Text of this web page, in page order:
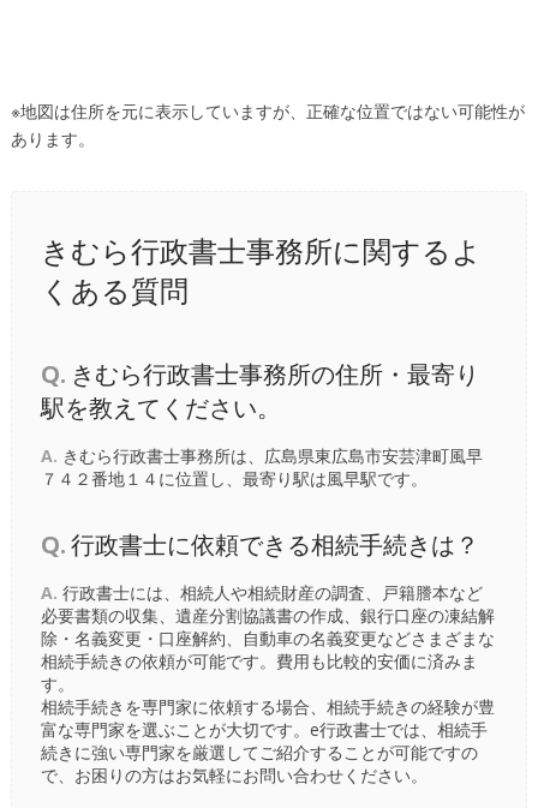
※地図は住所を元に表示していますが、正確な位置ではない可能性が
あります。
きむら行政書士事務所に関するよ
くある質問
Q. きむら行政書士事務所の住所・最寄り
駅を教えてください。
A. きむら行政書士事務所は、広島県東広島市安芸津町風早
７４２番地１４に位置し、最寄り駅は風早駅です。
Q.行政書士に依頼できる相続手続きは？
A. 行政書士には、相続人や相続財産の調査、戸籍謄本など
必要書類の収集、遺産分割協議書の作成、銀行口座の凍結解
除・名義変更・口座解約、自動車の名義変更などさまざまな
相続手続きの依頼が可能です。費用も比較的安価に済みま
す。
相続手続きを専門家に依頼する場合、相続手続きの経験が豊
富な専門家を選ぶことが大切です。e行政書士では、相続手
続きに強い専門家を厳選してご紹介することが可能ですの
で、お困りの方はお気軽にお問い合わせください。